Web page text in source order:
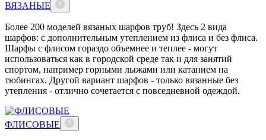
ВЯЗАНЫЕ
Более 200 моделей вязаных шарфов труб! Здесь 2 вида
шарфов: с дополнительным утеплением из флиса и без флиса.
Шарфы с флисом гораздо объемнее и теплее - могут
использоваться как в городской среде так и для занятий
спортом, например горными лыжами или катанием на
тюбингах. Другой вариант шарфов - только вязанные без
утепления - отлично сочетается с повседневной одеждой.
ФЛИСОВЫЕ